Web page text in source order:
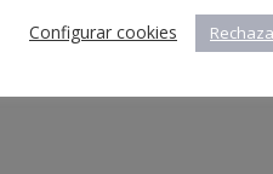
Configurar cookies